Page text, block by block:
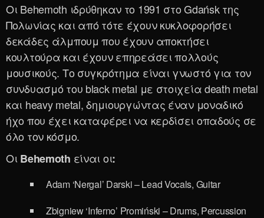
Οι Behemoth ιδρύθηκαν το 1991 στο Gdańsk της
Πολωνίας και από τότε έχουν κυκλοφορήσει
δεκάδες άλμπουμ που έχουν αποκτήσει
κουλτούρα και έχουν επηρεάσει πολλούς
μουσικούς. Το συγκρότημα είναι γνωστό για τον
συνδυασμό του black metal με στοιχεία death metal
και heavy metal, δημιουργώντας έναν μοναδικό
ήχο που έχει καταφέρει να κερδίσει οπαδούς σε
όλο τον κόσμο.
Oι Behemoth είναι οι:
Adam ‘Nergal’ Darski – Lead Vocals, Guitar
Zbigniew ‘Inferno’ Promiński – Drums, Percussion